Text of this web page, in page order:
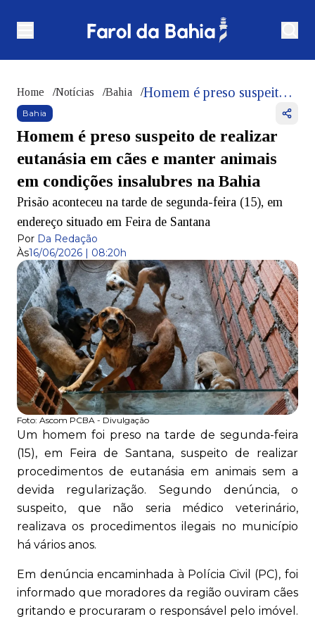
Home /Notícias /Bahia / Homem é preso suspeito de realizar eutanásia em cães e manter animais em condições insalubres na Bahia
Bahia
Homem é preso suspeito de realizar
eutanásia em cães e manter animais
em condições insalubres na Bahia
Prisão aconteceu na tarde de segunda-feira (15), em
endereço situado em Feira de Santana
Por Da Redação
Às16/06/2026 | 08:20h
Foto: Ascom PCBA - Divulgação
Um homem foi preso na tarde de segunda-feira
(15), em Feira de Santana, suspeito de realizar
procedimentos de eutanásia em animais sem a
devida regularização. Segundo denúncia, o
suspeito, que não seria médico veterinário,
realizava os procedimentos ilegais no município
há vários anos.
Em denúncia encaminhada à Polícia Civil (PC), foi
informado que moradores da região ouviram cães
gritando e procuraram o responsável pelo imóvel.